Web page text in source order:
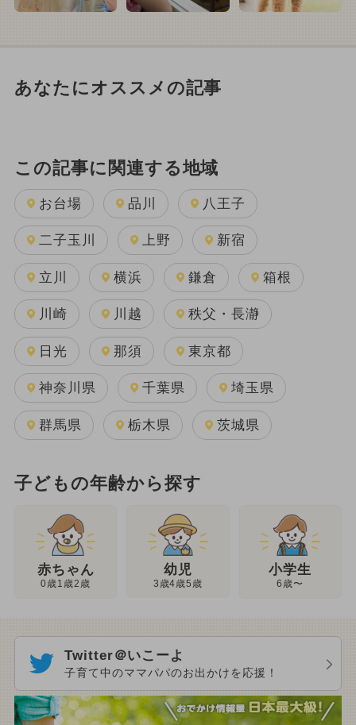
あなたにオススメの記事
この記事に関連する地域
お台場 品川 八王子
二子玉川 上野 新宿
立川 横浜 鎌倉 箱根
川崎 川越 秩父・長瀞
日光 那須 東京都
神奈川県 千葉県 埼玉県
群馬県 栃木県 茨城県
子どもの年齢から探す
赤ちゃん
0歳1歳2歳
幼児
3歳4歳5歳
小学生
6歳〜
Twitter＠いこーよ
子育て中のママパパのお出かけを応援！